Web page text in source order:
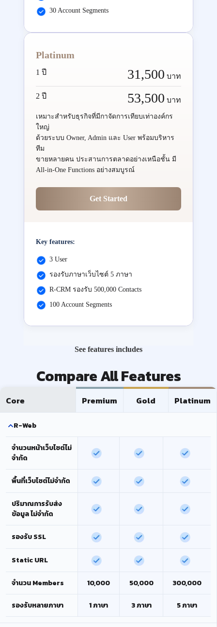
30 Account Segments
Platinum
1 ปี 31,500 บาท
2 ปี 53,500 บาท
เหมาะสำหรับธุรกิจที่มีกาจัดการเทียบเท่าองค์กร
ใหญ่
ด้วยระบบ Owner, Admin และ User พร้อมบริหาร
ทีม
ขายหลายคน ประสานการตลาดอย่างเหนือชั้น มี
All-in-One Functions อย่างสมบูรณ์
Get Started
Key features:
3 User
รองรับภาษาเว็บไซต์ 5 ภาษา
R-CRM รองรับ 500,000 Contacts
100 Account Segments
See features includes
Compare All Features
Core Premium Gold Platinum
R-Web
จำนวนหน้าเว็บไซต์ไม่
จำกัด
พื้นที่เว็บไซต์ไม่จำกัด
ปริมาณการรับส่ง
ข้อมูล ไม่จำกัด
รองรับ SSL
Static URL
จำนวน Members 10,000 50,000 300,000
รองรับหลายภาษา 1 ภาษา 3 ภาษา 5 ภาษา